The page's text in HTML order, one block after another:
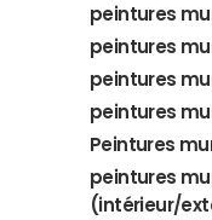
peintures
peintures
peintures
peintures
Peintures
peintures
(intérieur/